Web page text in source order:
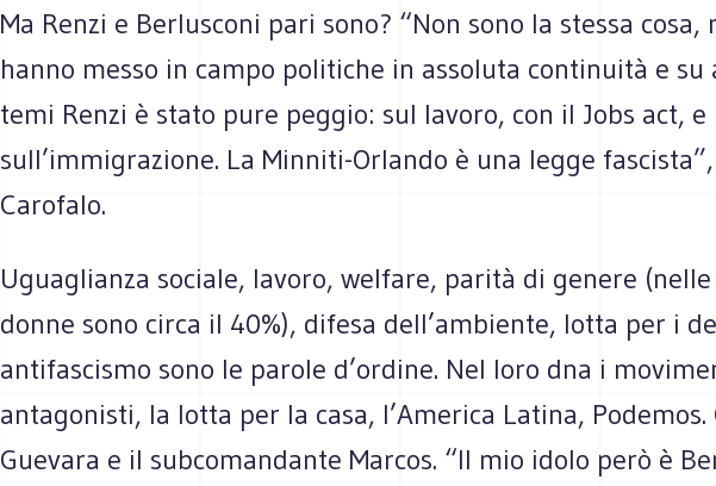
Ma Renzi e Berlusconi pari sono? “Non sono la stessa cosa,
hanno messo in campo politiche in assoluta continuità e su
temi Renzi è stato pure peggio: sul lavoro, con il Jobs act, e
sull’immigrazione. La Minniti-Orlando è una legge
Carofalo.
Uguaglianza sociale, lavoro, welfare, parità di genere
donne sono circa il 40%), difesa dell’ambiente, lotta per i
antifascismo sono le parole d’ordine. Nel loro dna i
antagonisti, la lotta per la casa, l’America Latina, Podemos.
Guevara e il subcomandante Marcos. “Il mio idolo però è